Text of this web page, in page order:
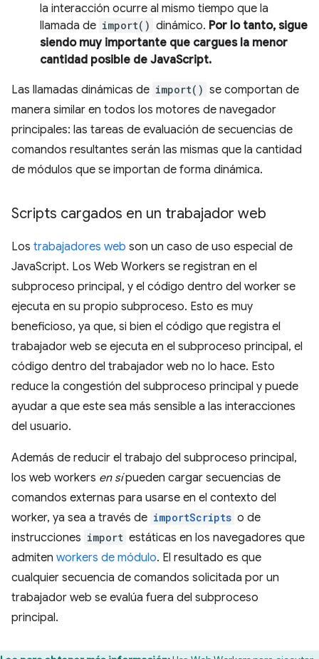
la interacción ocurre al mismo tiempo que la
llamada de import() dinámico. Por lo tanto, sigue
siendo muy importante que cargues la menor
cantidad posible de JavaScript.
Las llamadas dinámicas de import() se comportan de
manera similar en todos los motores de navegador
principales: las tareas de evaluación de secuencias de
comandos resultantes serán las mismas que la cantidad
de módulos que se importan de forma dinámica.
Scripts cargados en un trabajador web
Los trabajadores web son un caso de uso especial de
JavaScript. Los Web Workers se registran en el
subproceso principal, y el código dentro del worker se
ejecuta en su propio subproceso. Esto es muy
beneficioso, ya que, si bien el código que registra el
trabajador web se ejecuta en el subproceso principal, el
código dentro del trabajador web no lo hace. Esto
reduce la congestión del subproceso principal y puede
ayudar a que este sea más sensible a las interacciones
del usuario.
Además de reducir el trabajo del subproceso principal,
los web workers en sípueden cargar secuencias de
comandos externas para usarse en el contexto del
worker, ya sea a través de importScripts o de
instrucciones import estáticas en los navegadores que
admiten workers de módulo. El resultado es que
cualquier secuencia de comandos solicitada por un
trabajador web se evalúa fuera del subproceso
principal.